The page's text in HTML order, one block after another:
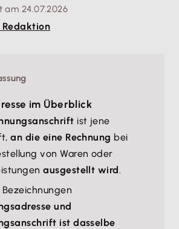
am 24.07.2026
Redaktion
im Überblick
ist jene
an die eine Rechnung bei
von Waren oder
ausgestellt wird.
und
ist dasselbe